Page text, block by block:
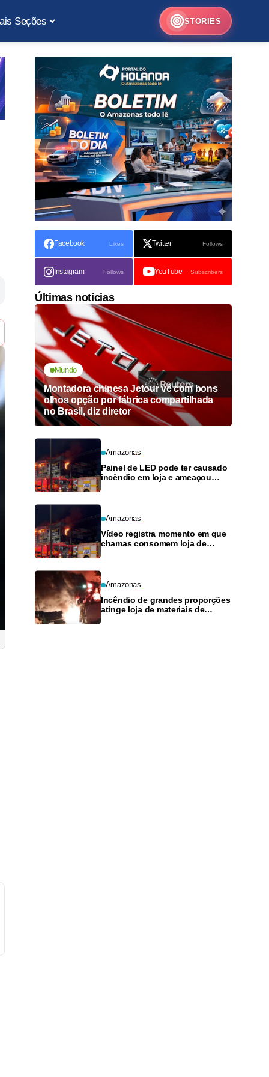
Seções STORIES
Facebook Likes Twitter Follows
Instagram Follows YouTube Subscribers
Últimas notícias
Mundo
Montadora chinesa Jetour vê com bons
olhos opção por fábrica compartilhada
no Brasil, diz diretor
Amazonas
Painel de LED pode ter causado
incêndio em loja e ameaçou
Amazonas
Vídeo registra momento em que
chamas consomem loja de
Amazonas
Incêndio de grandes proporções
atinge loja de materiais de